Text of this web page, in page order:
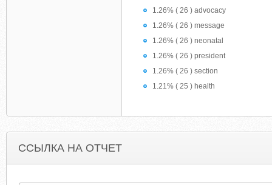
1.26% ( 26 ) advocacy
1.26% ( 26 ) message
1.26% ( 26 ) neonatal
1.26% ( 26 ) president
1.26% ( 26 ) section
1.21% ( 25 ) health
ССЫЛКА НА ОТЧЕТ